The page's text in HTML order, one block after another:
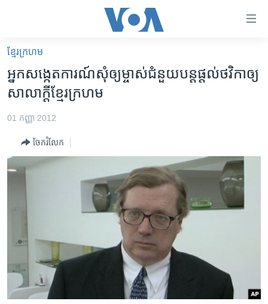
គេហទំព័រ​
ទាក់ទង
រំលង​
និង​
ព័ត៌មាន​​
តែ​
រចនា
សម្ព័ន្ធ​
រំលង​
អន្តរជាតិ
ហេឡូវីអូអេ
កម្ពុជាច្នៃប្រតិដ្ឋ
កម្មវិធីទាំងអស់
Khmer English
ខ្មែរ​ក្រហម
អ្នកសង្កេត​ការណ៍​សុំ​ឲ្យ​ម្ចាស់​ជំនួយ​បន្ត​ផ្តល់​ថវិកា​ឲ្យ​
សាលាក្តី​ខ្មែរក្រហម
01 កញ្ញា 2012
ចែករំលែក